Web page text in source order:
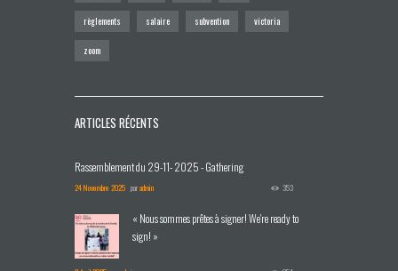
règlements salaire subvention victoria
zoom
ARTICLES RÉCENTS
Rassemblement du 29-11- 2025 - Gathering
24 Novembre 2025 paradmin 353
« Nous sommes prêtes à signer! We're ready to
sign! »